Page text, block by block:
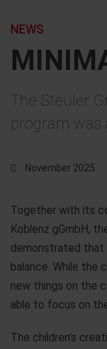
NEWS
The Steuler
program was
November 2025
Together with its
Koblenz gGmbH,
demonstrated that
balance. While the
new things on the
able to focus on
The children's